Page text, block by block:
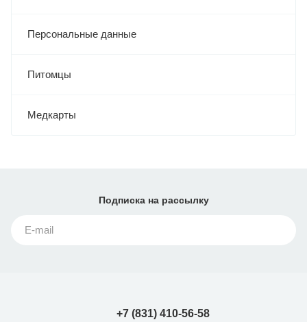
Персональные данные
Питомцы
Медкарты
Подпискана рассылку
+7 (831) 410-56-58